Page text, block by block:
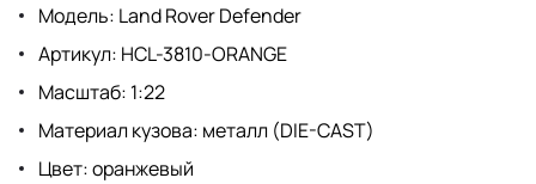
Модель: Land Rover Defender
Артикул: HCL-3810-ORANGE
Масштаб: 1:22
Материал кузова: металл (DIE-CAST)
Цвет: оранжевый